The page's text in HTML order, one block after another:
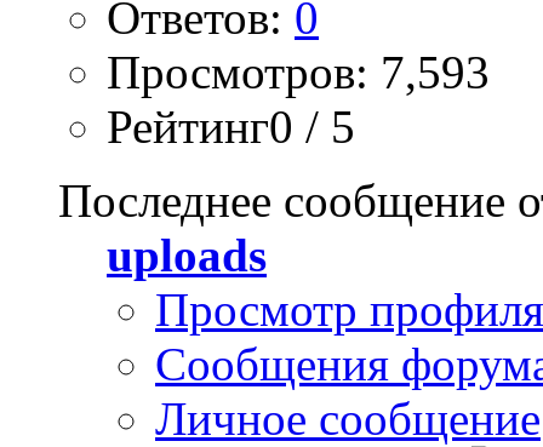
Ответов: 0
Просмотров: 7,593
Рейтинг0 / 5
Последнее сообщение
uploads
Просмотр профиля
Сообщения
Личное сообщение